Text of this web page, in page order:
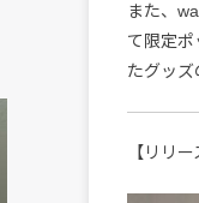
また、
て限定
たグッズ
【リリー